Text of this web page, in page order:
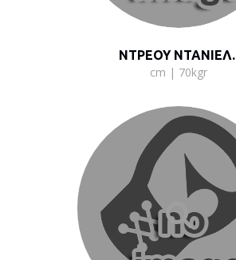
ΝΤΡΕΟΥ ΝΤΑΝΙΕΛ.
cm | 70kgr